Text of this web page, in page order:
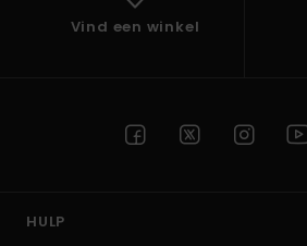
Vind een winkel
HULP